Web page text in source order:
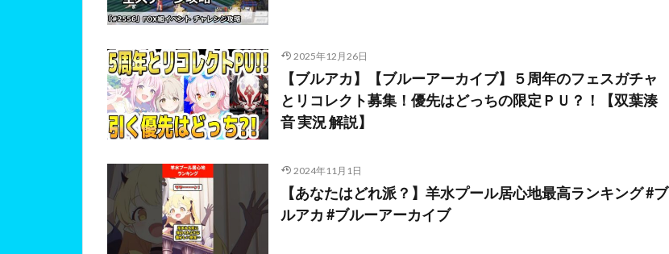
2025年12月26日
【ブルアカ】【ブルーアーカイブ】５周年のフェスガチャ
とリコレクト募集！優先はどっちの限定ＰＵ？！【双葉湊
音 実況 解説】
2024年11月1日
【あなたはどれ派？】羊水プール居心地最高ランキング #ブ
ルアカ #ブルーアーカイブ